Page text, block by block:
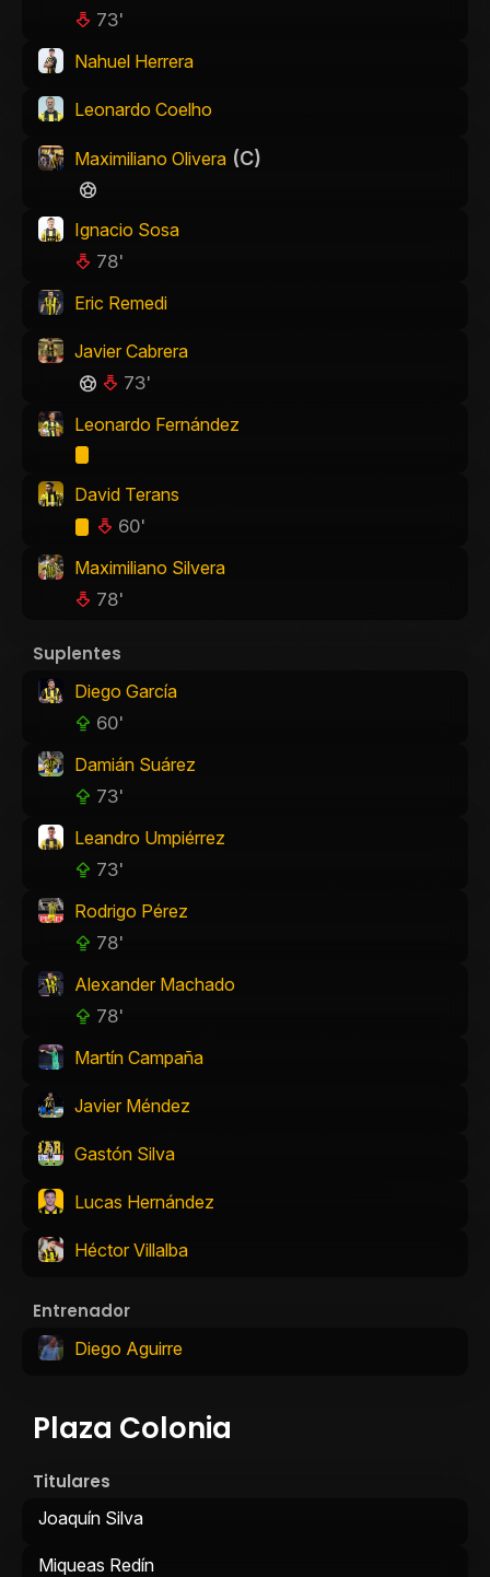
73'
Nahuel Herrera
Leonardo Coelho
Maximiliano Olivera (C)
Ignacio Sosa
78'
Eric Remedi
Javier Cabrera
73'
Leonardo Fernández
David Terans
60'
Maximiliano Silvera
78'
Suplentes
Diego García
60'
Damián Suárez
73'
Leandro Umpiérrez
73'
Rodrigo Pérez
78'
Alexander Machado
78'
Martín Campaña
Javier Méndez
Gastón Silva
Lucas Hernández
Héctor Villalba
Entrenador
Diego Aguirre
Plaza Colonia
Titulares
Joaquín Silva
Miqueas Redín